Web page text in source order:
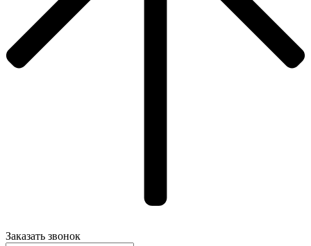
Заказать звонок